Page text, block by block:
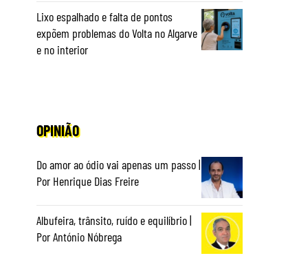
Lixo espalhado e falta de pontos
expõem problemas do Volta no Algarve
e no interior
OPINIÃO
Do amor ao ódio vai apenas um passo |
Por Henrique Dias Freire
Albufeira, trânsito, ruído e equilíbrio |
Por António Nóbrega